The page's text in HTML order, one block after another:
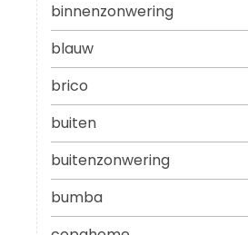
binnenzonwering
blauw
brico
buiten
buitenzonwering
bumba